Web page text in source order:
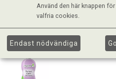
Använd den här knappen
valfria cookies.
Endast nödvändiga